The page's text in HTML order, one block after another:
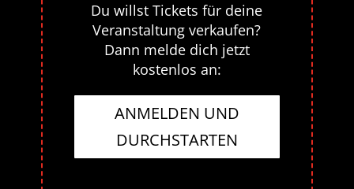
Du willst Tickets für deine
Veranstaltung verkaufen?
Dann melde dich jetzt
kostenlos an:
ANMELDEN UND
DURCHSTARTEN